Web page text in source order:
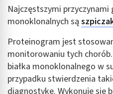
Najczęstszymi
monoklonalnych są
Proteinogram jest
monitorowaniu tych
białka monoklonalnego w
przypadku stwierdzenia
diagnostykę. Wykonuje się